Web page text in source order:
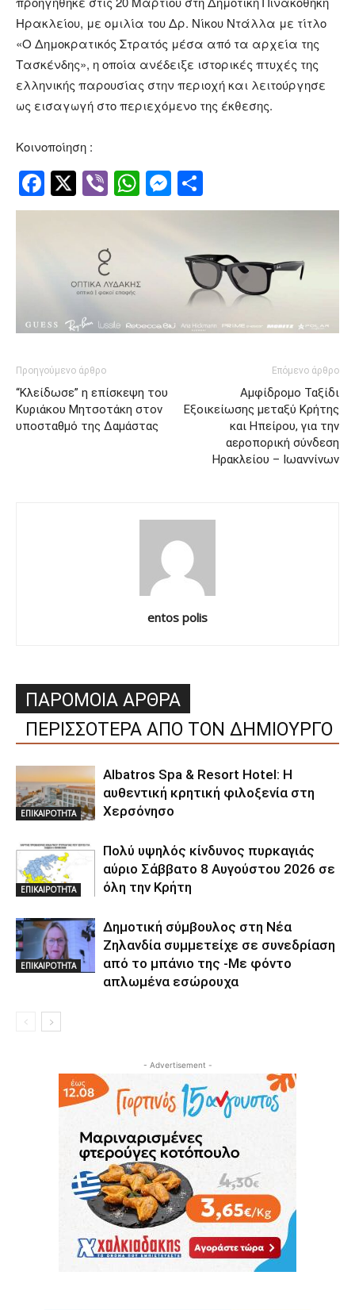
Ηρακλείου, με ομιλία του Δρ. Νίκου Ντάλλα με τίτλο
«Ο Δημοκρατικός Στρατός μέσα από τα αρχεία της
Τασκένδης», η οποία ανέδειξε ιστορικές πτυχές της
ελληνικής παρουσίας στην περιοχή και λειτούργησε
ως εισαγωγή στο περιεχόμενο της έκθεσης.
Κοινοποίηση :
Facebook
Twitter
ViberWhatsApp
Messenger
Προηγούμενο άρθρο
“Κλείδωσε” η επίσκεψη του
Κυριάκου Μητσοτάκη στον
υποσταθμό της Δαμάστας
Επόμενο άρθρο
Αμφίδρομο Ταξίδι
Εξοικείωσης μεταξύ Κρήτης
και Ηπείρου, για την
αεροπορική σύνδεση
Ηρακλείου – Ιωαννίνων
entos polis
ΠΑΡΟΜΟΙΑ ΑΡΘΡΑ
ΠΕΡΙΣΣΟΤΕΡΑ ΑΠΟ ΤΟΝ ΔΗΜΙΟΥΡΓΟ
ΕΠΙΚΑΙΡΟΤΗΤΑ
Albatros Spa & Resort Hotel: Η
αυθεντική κρητική φιλοξενία στη
Χερσόνησο
ΕΠΙΚΑΙΡΟΤΗΤΑ
Πολύ υψηλός κίνδυνος πυρκαγιάς
αύριο Σάββατο 8 Αυγούστου 2026 σε
όλη την Κρήτη
ΕΠΙΚΑΙΡΟΤΗΤΑ
Δημοτική σύμβουλος στη Νέα
Ζηλανδία συμμετείχε σε συνεδρίαση
από το μπάνιο της -Με φόντο
απλωμένα εσώρουχα
- Advertisement -